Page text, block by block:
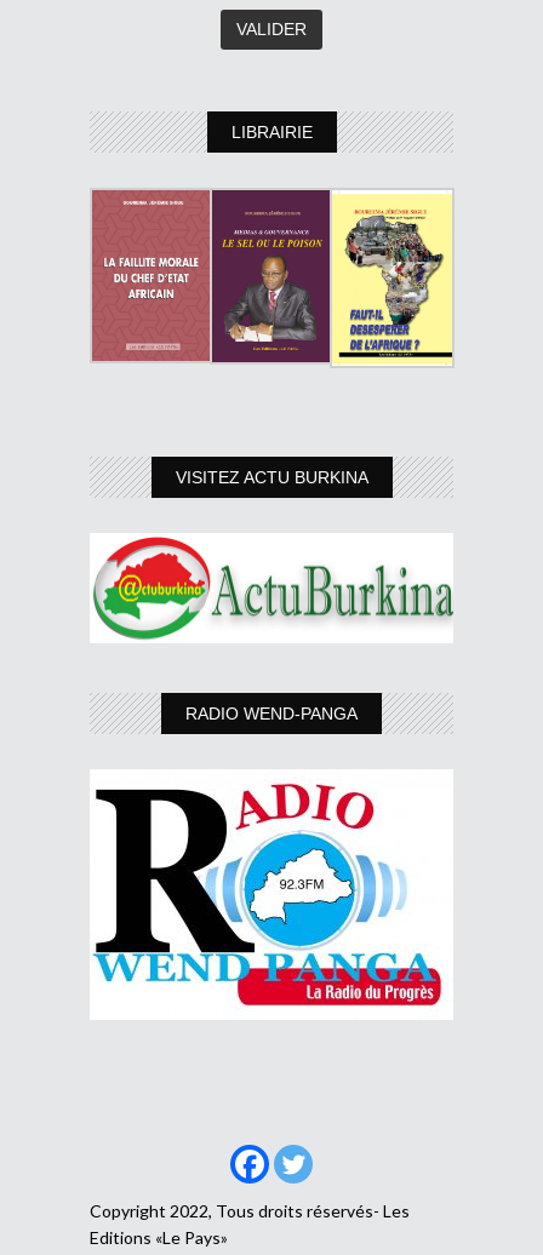
LIBRAIRIE
VISITEZ ACTU BURKINA
RADIO WEND-PANGA
Copyright 2022, Tous droits réservés- Les
Editions «Le Pays»